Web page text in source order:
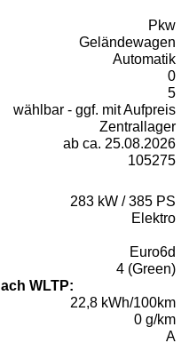
Pkw
Geländewagen
Automatik
0
5
wählbar - ggf. mit Aufpreis
Zentrallager
ab ca. 25.08.2026
105275
283 kW / 385 PS
Elektro
Euro6d
4 (Green)
WLTP:
22,8 kWh/100km
0 g/km
A